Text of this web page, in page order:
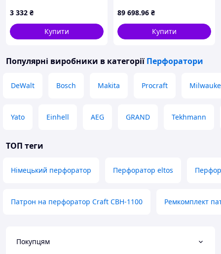
3 332 ₴
Купити
DeWALT DCH775X2
89 698.96 ₴
Купити
Популярні виробники в категорії Перфоратори
DeWalt Bosch Makita Procraft
Yato Einhell AEG GRAND Tekhmann
ТОП теги
Німецький перфоратор Перфоратор eltos
Патрон на перфоратор Craft CBH-1100 Ремкомплект
Покупцям